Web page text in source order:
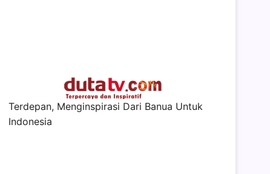
Terdepan, Menginspirasi Dari Banua Untuk
Indonesia